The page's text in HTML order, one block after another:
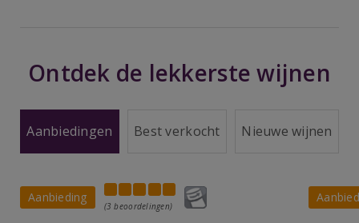
Ontdek de lekkerste wijnen
Aanbiedingen Best verkocht Nieuwe wijnen
Aanbieding
(3 beoordelingen)